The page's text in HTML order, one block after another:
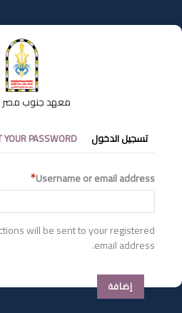
إلى
المحتوى
معهد جنوب مصر
التبويبات
الأساسية
تسجيل الدخول YOUR PASSWORD
Username or email address
will be sent to your registered
email address.